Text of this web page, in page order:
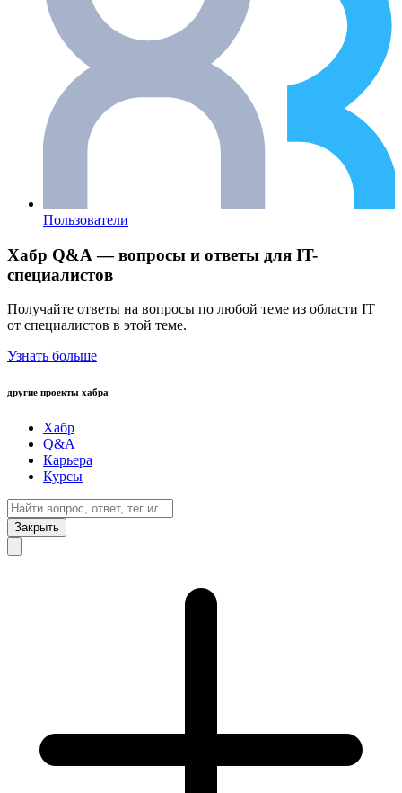
Пользователи
Хабр Q&A — вопросы и ответы для IT-
специалистов
Получайте ответы на вопросы по любой теме из области IT
от специалистов в этой теме.
Узнать больше
другие проекты хабра
Хабр
Q&A
Карьера
Курсы
Закрыть